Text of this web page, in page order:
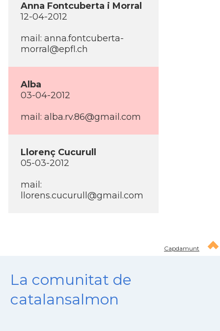
Anna Fontcuberta i Morral
12-04-2012
mail: anna.fontcuberta-
morral@epfl.ch
Alba
03-04-2012
mail: alba.rv.86@gmail.com
Llorenç Cucurull
05-03-2012
mail:
llorens.cucurull@gmail.com
Capdamunt
La comunitat de
catalansalmon